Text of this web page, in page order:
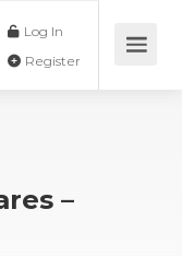
Log In
–